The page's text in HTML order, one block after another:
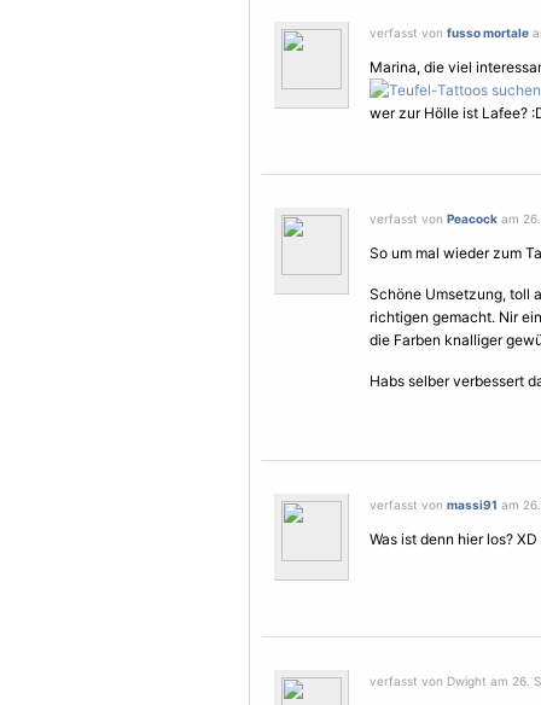
verfasst von fusso mortale
Marina, die viel
wer zur Hölle ist Lafee?
verfasst von Peacock am
So um mal wieder zum
Schöne Umsetzung, toll
richtigen gemacht. Nir
die Farben knalliger
Habs selber verbessert
verfasst von massi91 am
Was ist denn hier los? XD
verfasst von Dwight am 26.